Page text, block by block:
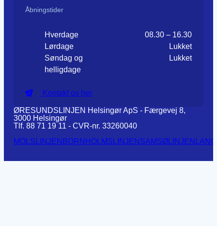
Åbningstider
Hverdage
08.30 – 16.30
Lørdage
Lukket
Søndag og
helligdage
Lukket
Kontakt os her
ØRESUNDSLINJEN Helsingør ApS - Færgevej 8,
3000 Helsingør
Tlf. 88 71 19 11 - CVR-nr. 33260040
MOLSLINJEN BORNHOLMSLINJEN SAMSØLINJEN